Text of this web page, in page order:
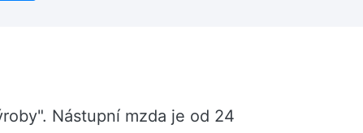
Nástupní mzda je od 24